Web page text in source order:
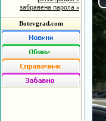
забравена парола »
Botevgrad.com